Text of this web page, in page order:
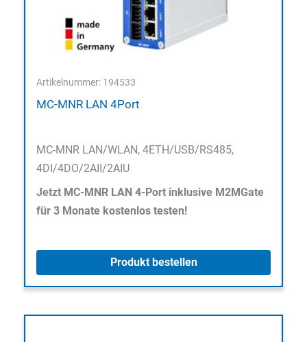
Artikelnummer: 194533
MC-MNR LAN 4Port
MC-MNR LAN/WLAN, 4ETH/USB/RS485,
4DI/4DO/2AII/2AIU
Jetzt MC-MNR LAN 4-Port inklusive M2MGate
für 3 Monate kostenlos testen!
Produkt bestellen